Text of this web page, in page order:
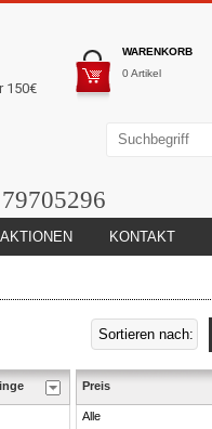
WARENKORB
0 Artikel
150€
AKTIONEN KONTAKT
Preis
Alle